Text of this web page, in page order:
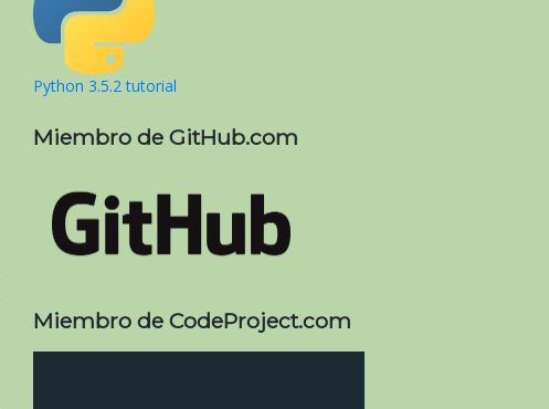
Python 3.5.2 tutorial
Miembro de GitHub.com
Miembro de CodeProject.com